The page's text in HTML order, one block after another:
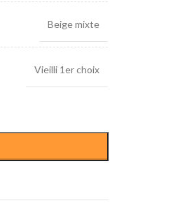
Beige mixte
Vieilli 1er choix